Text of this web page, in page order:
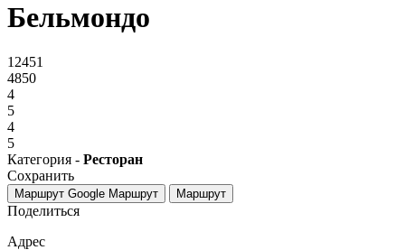
Бельмондо
12451
4850
4
5
4
5
Категория - Ресторан
Сохранить
Маршрут Google Маршрут Маршрут
Поделиться
Адрес